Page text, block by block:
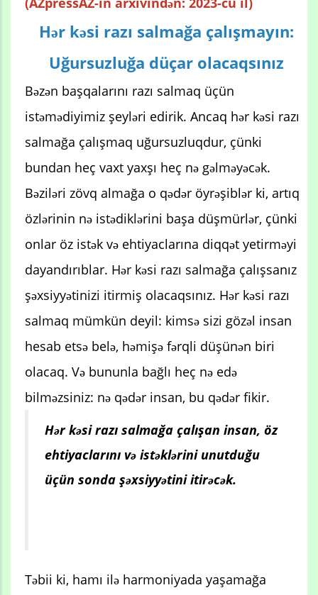
Hər kəsi razı salmağa çalışmayın:
Uğursuzluğa düçar olacaqsınız
Bəzən başqalarını razı salmaq üçün
istəmədiyimiz şeyləri edirik. Ancaq hər kəsi razı
salmağa çalışmaq uğursuzluqdur, çünki
bundan heç vaxt yaxşı heç nə gəlməyəcək.
Bəziləri zövq almağa o qədər öyrəşiblər ki, artıq
özlərinin nə istədiklərini başa düşmürlər, çünki
onlar öz istək və ehtiyaclarına diqqət yetirməyi
dayandırıblar. Hər kəsi razı salmağa çalışsanız
şəxsiyyətinizi itirmiş olacaqsınız. Hər kəsi razı
salmaq mümkün deyil: kimsə sizi gözəl insan
hesab etsə belə, həmişə fərqli düşünən biri
olacaq. Və bununla bağlı heç nə edə
bilməzsiniz: nə qədər insan, bu qədər fikir.
Hər kəsi razı salmağa çalışan insan, öz
ehtiyaclarını və istəklərini unutduğu
üçün sonda şəxsiyyətini itirəcək.
Təbii ki, hamı ilə harmoniyada yaşamağa